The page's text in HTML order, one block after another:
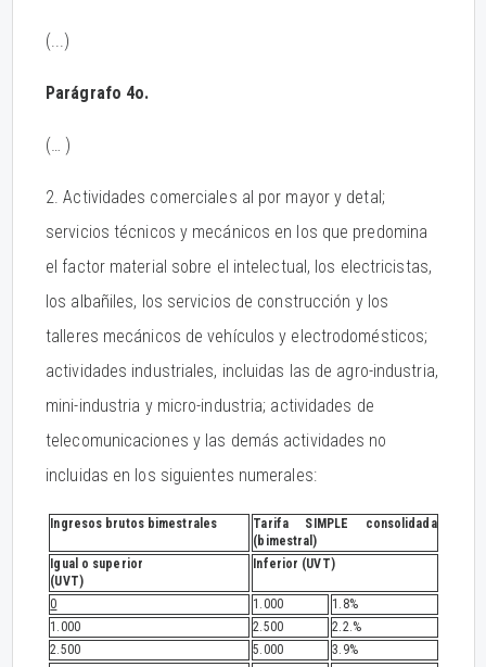
(...)
Parágrafo 4o.
(… )
2. Actividades comerciales al por mayor y detal;
servicios técnicos y mecánicos en los que predomina
el factor material sobre el intelectual, los electricistas,
los albañiles, los servicios de construcción y los
talleres mecánicos de vehículos y electrodomésticos;
actividades industriales, incluidas las de agro-industria,
mini-industria y micro-industria; actividades de
telecomunicaciones y las demás actividades no
incluidas en los siguientes numerales:
Ingresos brutos bimestrales
Tarifa SIMPLE consolidada
(bimestral)
Igual o superior
(UVT)
Inferior (UVT)
0 1.000
1.8%
1.000
2.500
2.2.%
2.500
5.000
3.9%